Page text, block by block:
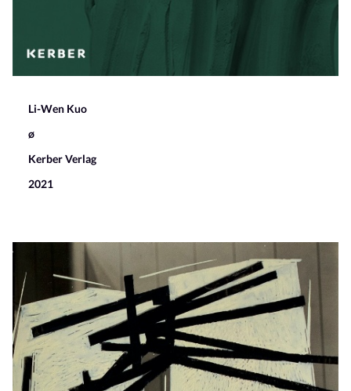
Li-Wen Kuo
ø
Kerber Verlag
2021